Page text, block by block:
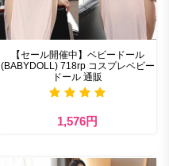
【セール開催中】ベビードール
(BABYDOLL) 718rp コスプレベビー
ドール 通販
1,576円